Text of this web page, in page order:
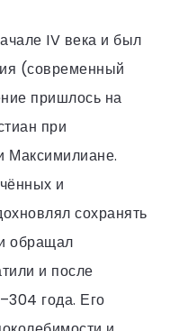
IV века и был
(современный
пришлось на
при
Максимилиане.
и
сохранять
обращал
и после
года. Его